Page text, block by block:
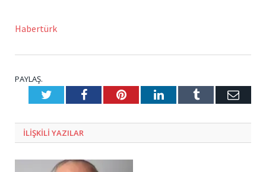
Habertürk
PAYLAŞ.
TwitterFacebookPinterestLinkedInTumblr E-
ILIŞKILI YAZILAR